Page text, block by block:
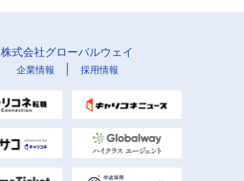
株式会社グローバルウェイ
企業情報 採用情報